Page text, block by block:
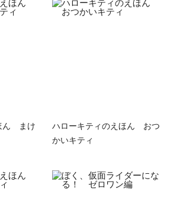
ん まけ
ハローキティのえほん おつ
かいキティ